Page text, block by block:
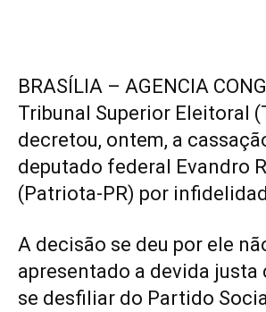
BRASÍLIA – AGENCIA
Tribunal Superior Eleitoral
decretou, ontem, a
deputado federal Evandro
(Patriota-PR) por
A decisão se deu por ele
apresentado a devida justa
se desfiliar do Partido